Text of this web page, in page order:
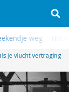
weg
je vlucht vertraging